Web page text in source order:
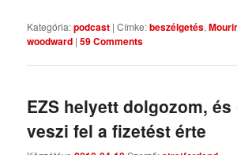
Kategória:podcast |Címke:beszélgetés,
woodward |59 Comments
EZS helyett dolgozom, és
veszi fel a fizetést érte